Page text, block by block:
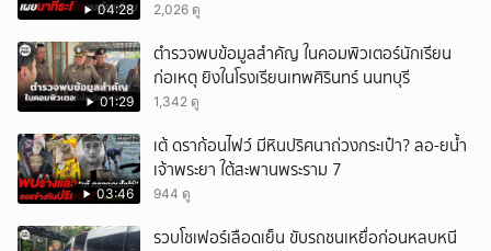
04:28 2,026 ดู
01:29
ตำรวจพบข้อมูลสำคัญ ในคอมพิวเตอร์นักเรียน
ก่อเหตุ ยิงในโรงเรียนเทพศิรินทร์ นนทบุรี
1,342 ดู
03:46
เต้ ดราก้อนไฟว์ มีหินปริศนาถ่วงกระเป๋า? ลอ-ยน้ำ
เจ้าพระยา ใต้สะพานพระราม 7
944 ดู
รวบโชเฟอร์เลือดเย็น ขับรถชนเหยื่อก่อนหลบหนี